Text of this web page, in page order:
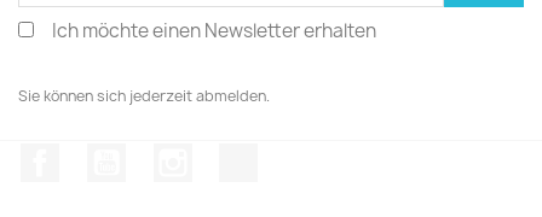
Ich möchte einen Newsletter erhalten
Sie können sich jederzeit abmelden.